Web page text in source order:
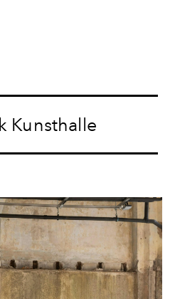
Kunsthalle